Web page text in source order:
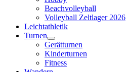
Beachvolleyball
Volleyball Zeltlager 2026
Leichtathletik
Turnen
Gerätturnen
Kinderturnen
Fitness